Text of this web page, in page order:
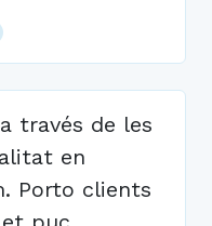
través de les
en
Porto clients